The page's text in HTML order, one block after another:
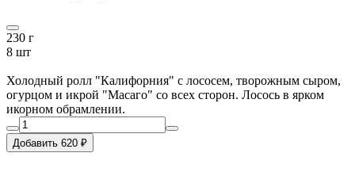
230 г
8 шт
Холодный ролл "Калифорния" с лососем, творожным сыром,
огурцом и икрой "Масаго" со всех сторон. Лосось в ярком
икорном обрамлении.
Добавить 620 ₽